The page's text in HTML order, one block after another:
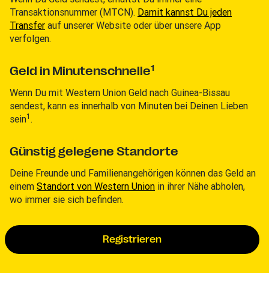
Transaktionsnummer (MTCN). Damit kannst Du jeden
Transfer auf unserer Website oder über unsere App
verfolgen.
Geld in Minutenschnelle1
Wenn Du mit Western Union Geld nach Guinea-Bissau
sendest, kann es innerhalb von Minuten bei Deinen Lieben
sein1 .
Günstig gelegene Standorte
Deine Freunde und Familienangehörigen können das Geld an
einem Standort von Western Union in ihrer Nähe abholen,
wo immer sie sich befinden.
Registrieren